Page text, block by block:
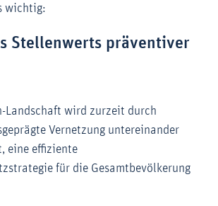
wichtig:
Stellenwerts präventiver
Landschaft wird zurzeit durch
Vernetzung untereinander
eine effiziente
für die Gesamtbevölkerung